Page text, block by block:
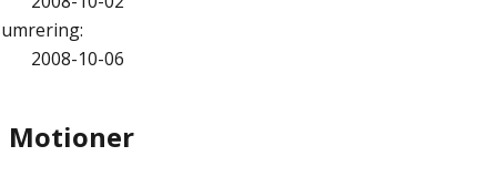
:
2008-10-06
Motioner